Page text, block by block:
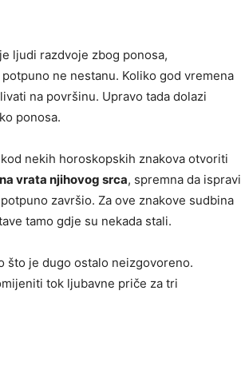
ljudi razdvoje zbog ponosa,
ne nestanu. Koliko god vremena
na površinu. Upravo tada dolazi
ponosa.
nekih horoskopskih znakova otvoriti
vrata njihovog srca, spremna da ispravi
završio. Za ove znakove sudbina
tamo gdje su nekada stali.
što je dugo ostalo neizgovoreno.
tok ljubavne priče za tri